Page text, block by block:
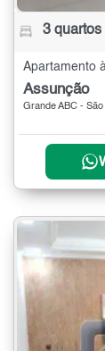
3 quartos
Apartamento
Assunção
Grande ABC -